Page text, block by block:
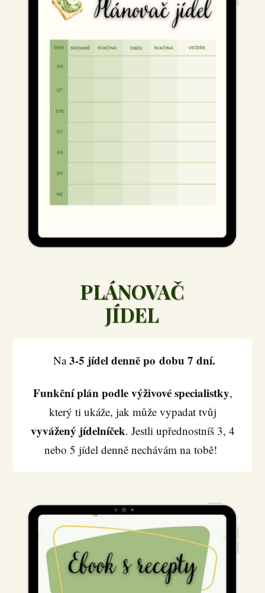
PLÁNOVAČ
JÍDEL
Na3-5 jídel denně po dobu 7 dní.
Funkční plán podle výživové specialistky,
který ti ukáže, jak může vypadat tvůj
vyvážený jídelníček. Jestli upřednostníš 3, 4
nebo 5 jídel denně nechávám na tobě!